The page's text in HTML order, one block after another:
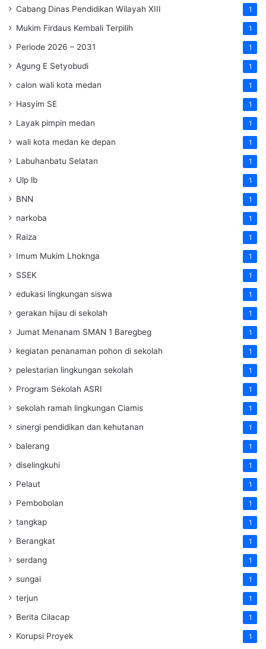
Cabang Dinas Pendidikan Wilayah XIII 1
Mukim Firdaus Kembali Terpilih 1
Periode 2026 – 2031 1
Agung E Setyobudi 1
calon wali kota medan 1
Hasyim SE 1
Layak pimpin medan 1
wali kota medan ke depan 1
Labuhanbatu Selatan 1
Ulp lb 1
BNN 1
narkoba 1
Raiza 1
Imum Mukim Lhoknga 1
SSEK 1
edukasi lingkungan siswa 1
gerakan hijau di sekolah 1
Jumat Menanam SMAN 1 Baregbeg 1
kegiatan penanaman pohon di sekolah 1
pelestarian lingkungan sekolah 1
Program Sekolah ASRI 1
sekolah ramah lingkungan Ciamis 1
sinergi pendidikan dan kehutanan 1
balerang 1
diselingkuhi 1
Pelaut 1
Pembobolan 1
tangkap 1
Berangkat 1
serdang 1
sungai 1
terjun 1
Berita Cilacap 1
Korupsi Proyek 1